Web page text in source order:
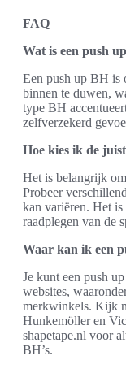
FAQ
Wat is een push
Een push up BH is
binnen te duwen,
type BH
zelfverzekerd
Hoe kies ik de
Het is belangrijk
Probeer
kan variëren. Het is
raadplegen van de
Waar kan ik een
Je kunt een push
websites,
merkwinkels. Kijk
Hunkemöller en
shapetape.nl voor
BH’s.